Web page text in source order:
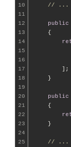
10
11
12
13
14
15
16
17
18
19
20
21
22
23
24
25
// ...
public
{
        ];
    }
public
{
    }
// ...